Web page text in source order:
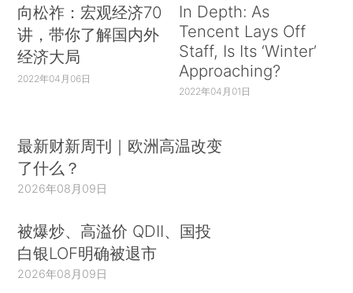
向松祚：宏观经济70
讲，带你了解国内外
经济大局
2022年04月06日
In Depth: As
Tencent Lays Off
Staff, Is Its ‘Winter’
Approaching?
2022年04月01日
最新财新周刊｜欧洲高温改变
了什么？
2026年08月09日
被爆炒、高溢价 QDII、国投
白银LOF明确被退市
2026年08月09日